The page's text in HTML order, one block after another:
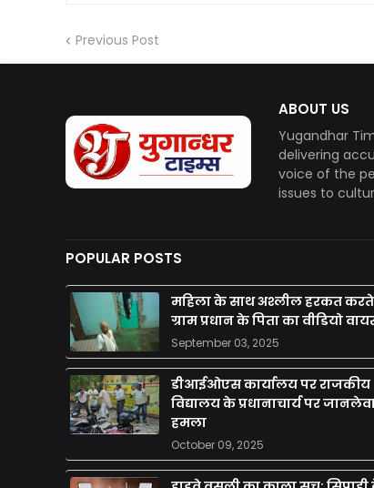
Previous Post
ABOUT US
Yugandhar
delivering
voice of the
issues to
POPULAR POSTS
महिला के साथ अश्लील हरकत
ग्राम प्रधान के पिता का वीडियो
September 03, 2025
डीआईओएस कार्यालय पर राजकीय
विद्यालय के प्रधानाचार्य पर
हमला
October 09, 2025